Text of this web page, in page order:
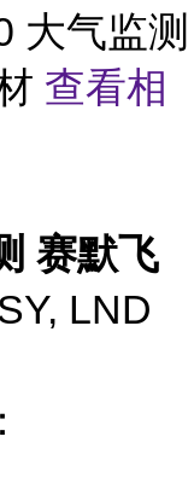
大气监测
查看相
赛默飞
LND